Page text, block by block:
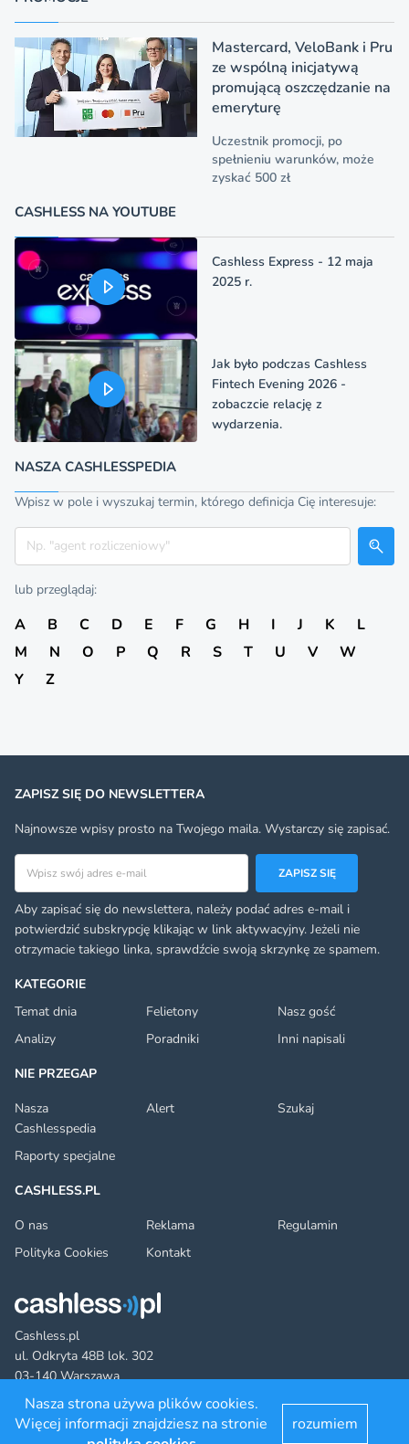
Mastercard, VeloBank i Pru
ze wspólną inicjatywą
promującą oszczędzanie na
emeryturę
Uczestnik promocji, po
spełnieniu warunków, może
zyskać 500 zł
CASHLESS NA YOUTUBE
Cashless Express - 12 maja
2025 r.
Jak było podczas Cashless
Fintech Evening 2026 -
zobaczcie relację z
wydarzenia.
NASZA CASHLESSPEDIA
Wpisz w pole i wyszukaj termin, którego definicja Cię interesuje:
Szukaj
lub przeglądaj:
A B C D E F G H I J K
L
M
N O P Q R S T U V
W
Y
Z
Cashless.pl
ul. Odkryta 48B lok. 302
03-140 Warszawa
FacebookTwitterYouTubeLinkedInRSS
©2022 cashless.pl. All rights reserved.
KATEGORIE
Temat dnia
Felietony
Nasz gość
Analizy
Poradniki
Inni napisali
NIE PRZEGAP
Nasza
Cashlesspedia
Alert Szukaj
Raporty specjalne
CASHLESS.PL
O nas
Reklama
Regulamin
Polityka Cookies
Kontakt
ZAPISZ SIĘ DO NEWSLETTERA
Najnowsze wpisy prosto na Twojego maila. Wystarczy się zapisać.
ZAPISZ SIĘ
Aby zapisać się do newslettera, należy podać adres e-mail i
potwierdzić subskrypcję klikając w link aktywacyjny. Jeżeli nie
otrzymacie takiego linka, sprawdźcie swoją skrzynkę ze spamem.
Nasza strona używa plików cookies.
Więcej informacji znajdziesz na stronie
rozumiem